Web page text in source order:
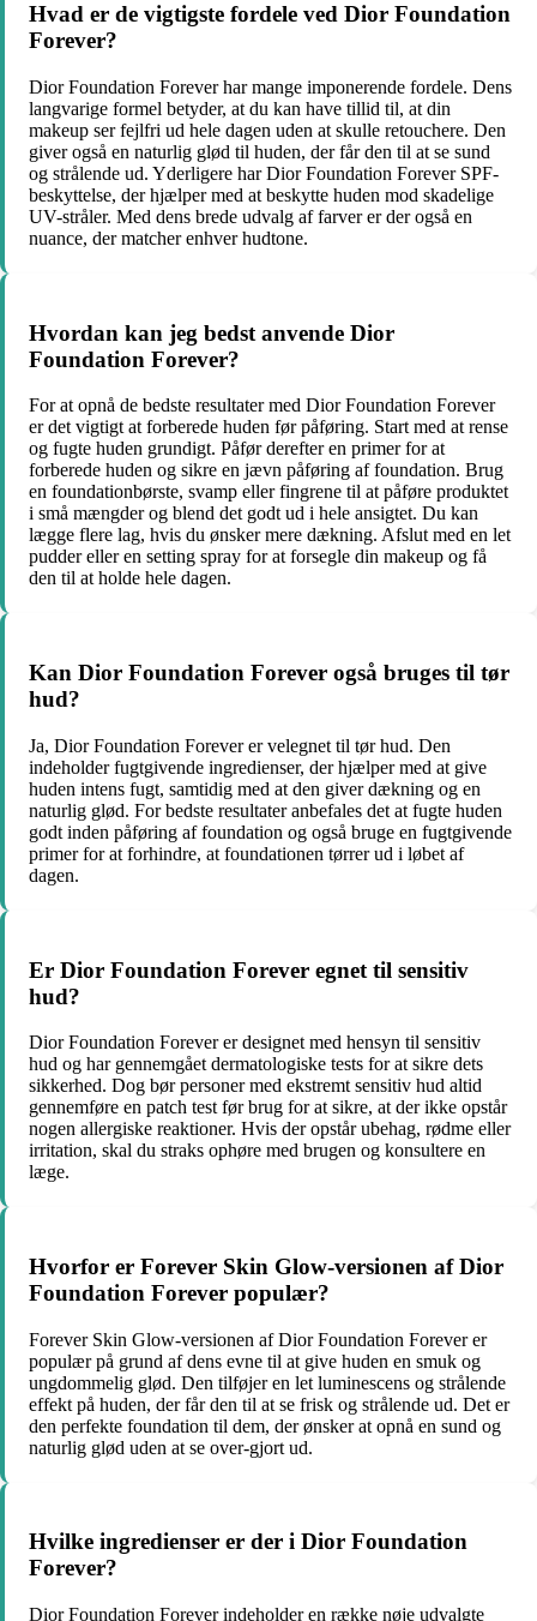
Hvad er de vigtigste fordele ved Dior Foundation
Forever?
Dior Foundation Forever har mange imponerende fordele. Dens
langvarige formel betyder, at du kan have tillid til, at din
makeup ser fejlfri ud hele dagen uden at skulle retouchere. Den
giver også en naturlig glød til huden, der får den til at se sund
og strålende ud. Yderligere har Dior Foundation Forever SPF-
beskyttelse, der hjælper med at beskytte huden mod skadelige
UV-stråler. Med dens brede udvalg af farver er der også en
nuance, der matcher enhver hudtone.
Hvordan kan jeg bedst anvende Dior
Foundation Forever?
For at opnå de bedste resultater med Dior Foundation Forever
er det vigtigt at forberede huden før påføring. Start med at rense
og fugte huden grundigt. Påfør derefter en primer for at
forberede huden og sikre en jævn påføring af foundation. Brug
en foundationbørste, svamp eller fingrene til at påføre produktet
i små mængder og blend det godt ud i hele ansigtet. Du kan
lægge flere lag, hvis du ønsker mere dækning. Afslut med en let
pudder eller en setting spray for at forsegle din makeup og få
den til at holde hele dagen.
Kan Dior Foundation Forever også bruges til tør
hud?
Ja, Dior Foundation Forever er velegnet til tør hud. Den
indeholder fugtgivende ingredienser, der hjælper med at give
huden intens fugt, samtidig med at den giver dækning og en
naturlig glød. For bedste resultater anbefales det at fugte huden
godt inden påføring af foundation og også bruge en fugtgivende
primer for at forhindre, at foundationen tørrer ud i løbet af
dagen.
Er Dior Foundation Forever egnet til sensitiv
hud?
Dior Foundation Forever er designet med hensyn til sensitiv
hud og har gennemgået dermatologiske tests for at sikre dets
sikkerhed. Dog bør personer med ekstremt sensitiv hud altid
gennemføre en patch test før brug for at sikre, at der ikke opstår
nogen allergiske reaktioner. Hvis der opstår ubehag, rødme eller
irritation, skal du straks ophøre med brugen og konsultere en
læge.
Hvorfor er Forever Skin Glow-versionen af Dior
Foundation Forever populær?
Forever Skin Glow-versionen af Dior Foundation Forever er
populær på grund af dens evne til at give huden en smuk og
ungdommelig glød. Den tilføjer en let luminescens og strålende
effekt på huden, der får den til at se frisk og strålende ud. Det er
den perfekte foundation til dem, der ønsker at opnå en sund og
naturlig glød uden at se over-gjort ud.
Hvilke ingredienser er der i Dior Foundation
Forever?
Dior Foundation Forever indeholder en række nøje udvalgte